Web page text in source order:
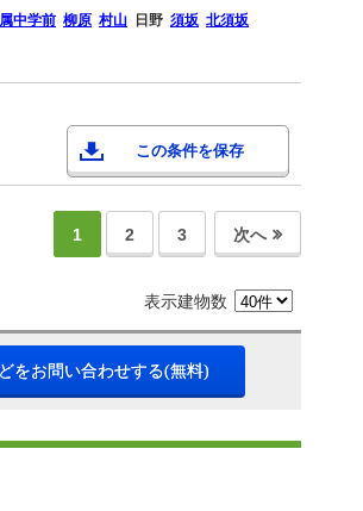
中学前 柳原 村山 日野 須坂 北須坂
この条件を保存
1 2 3 次へ
表示建物数
をお問い合わせする(無料)